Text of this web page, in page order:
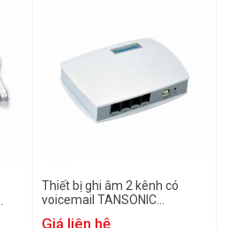
Thiết bị ghi âm 2 kênh có
voicemail TANSONIC
Giá liên hệ